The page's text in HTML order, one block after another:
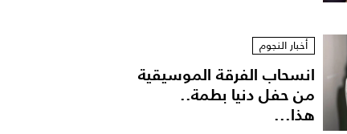
أخبار النجوم
انسحاب الفرقة الموسيقية
من حفل دنيا بطمة..
هذا...